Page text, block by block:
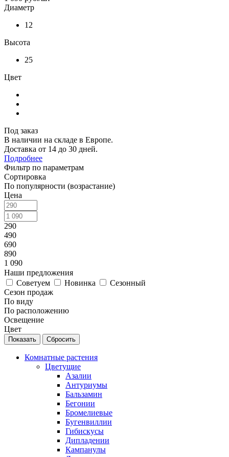
Диаметр
12
Высота
25
Цвет
Под заказ
В наличии на складе в Европе.
Доставка от 14 до 30 дней.
Подробнее
Фильтр по параметрам
Сортировка
По популярности (возрастание)
Цена
290
490
690
890
1 090
Наши предложения
Советуем
Новинка
Сезонный
Сезон продаж
По виду
По расположению
Освещение
Цвет
Сбросить
Комнатные растения
Цветущие
Азалии
Антуриумы
Бальзамин
Бегонии
Бромелиевые
Бугенвиллии
Гибискусы
Дипладении
Кампанулы